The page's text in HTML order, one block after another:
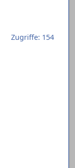
Zugriffe: 154